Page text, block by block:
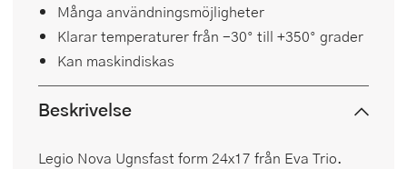
Många användningsmöjligheter
Klarar temperaturer från -30° till +350° grader
Kan maskindiskas
Beskrivelse
Legio Nova Ugnsfast form 24x17 från Eva Trio.